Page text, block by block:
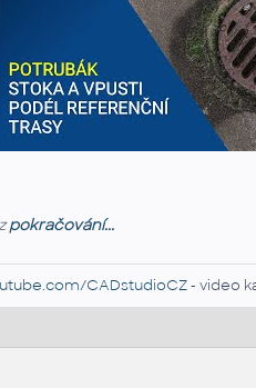
pokračování...
CADstudioCZ- video